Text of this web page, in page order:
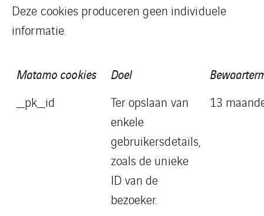
Deze cookies produceren geen individuele
informatie.
Matamo cookies Doel
_pk_id
Ter opslaan van
enkele
gebruikersdetails,
zoals de unieke
ID van de
bezoeker.
13